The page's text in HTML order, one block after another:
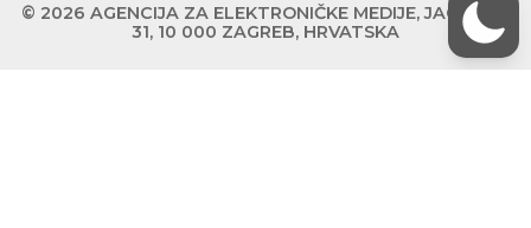
© 2026 AGENCIJA ZA ELEKTRONIČKE MEDIJE, JAGIĆEVA
31, 10 000 ZAGREB, HRVATSKA